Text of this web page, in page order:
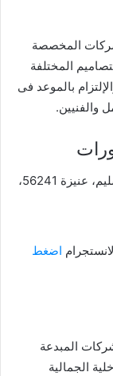
المخصصة
المختلفة
بالموعد فى
والفنيين.
3X7J+MQ4، زامل العبدالله السليم، عنيزة 56241،
اضغط
المبدعة
الجمالية